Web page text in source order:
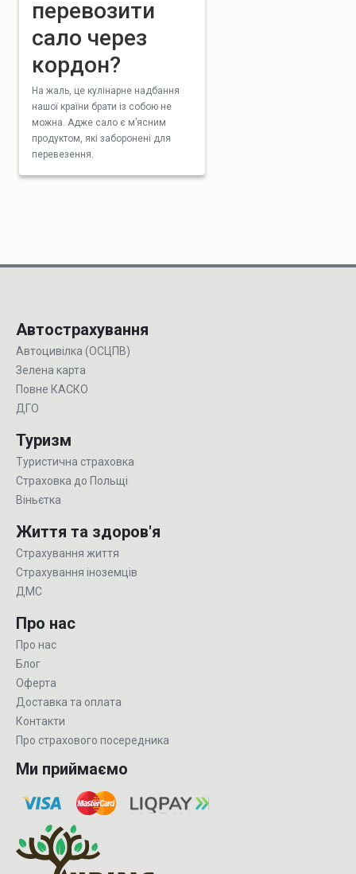
перевозити
сало через
кордон?
На жаль, це кулінарне надбання
нашої країни брати із собою не
можна. Адже сало є м’ясним
продуктом, які заборонені для
перевезення.
Автострахування
Автоцивілка (ОСЦПВ)
Зелена карта
Повне КАСКО
ДГО
Туризм
Туристична страховка
Страховка до Польщі
Віньєтка
Життя та здоров'я
Страхування життя
Страхування іноземців
ДМС
Про нас
Про нас
Блог
Оферта
Доставка та оплата
Контакти
Про страхового посередника
Ми приймаємо